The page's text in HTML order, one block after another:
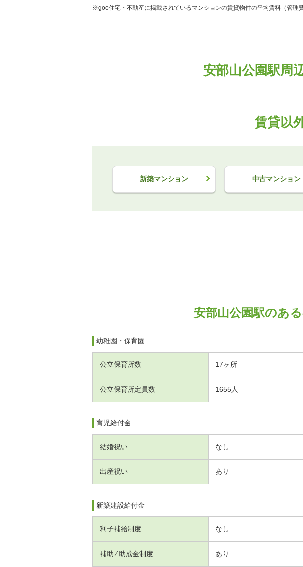
※goo住宅・不動産に掲載されているマンションの賃貸物件の平均賃料（管理
安部山公園駅周
賃貸以
新築マンション 中古マンション
安部山公園駅のあ
幼稚園・保育園
公立保育所数 17ヶ所
公立保育所定員数 1655人
育児給付金
結婚祝い なし
出産祝い あり
新築建設給付金
利子補給制度 なし
補助 ⁄ 助成金制度 あり